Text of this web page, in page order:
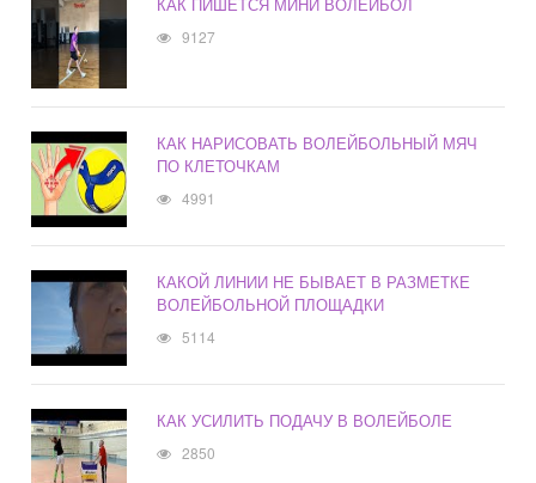
КАК ПИШЕТСЯ МИНИ ВОЛЕЙБОЛ
9127
КАК НАРИСОВАТЬ ВОЛЕЙБОЛЬНЫЙ МЯЧ
ПО КЛЕТОЧКАМ
4991
КАКОЙ ЛИНИИ НЕ БЫВАЕТ В РАЗМЕТКЕ
ВОЛЕЙБОЛЬНОЙ ПЛОЩАДКИ
5114
КАК УСИЛИТЬ ПОДАЧУ В ВОЛЕЙБОЛЕ
2850